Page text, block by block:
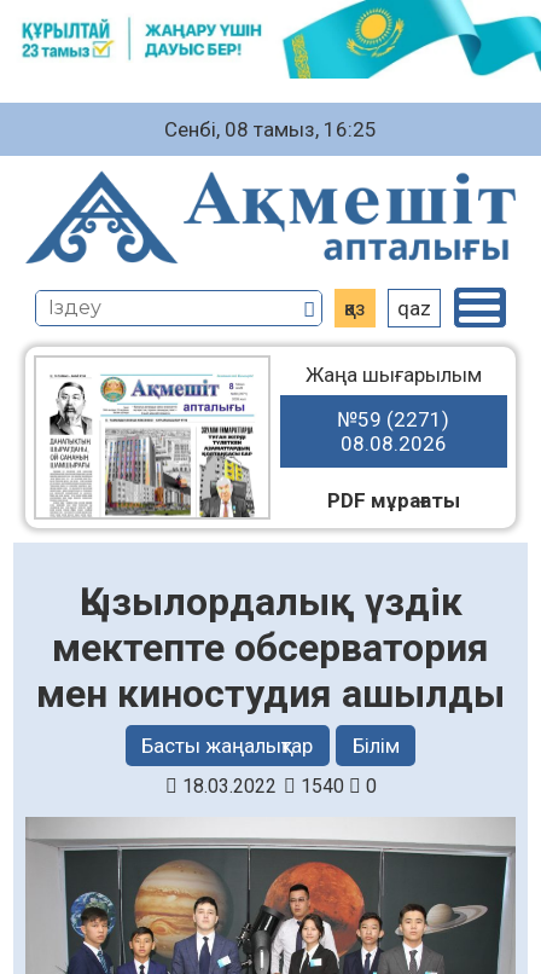
Сенбі, 08 тамыз, 16:25
қаз qaz
Жаңа шығарылым
№59 (2271)
08.08.2026
PDF мұрағаты
Қызылордалық үздік
мектепте обсерватория
мен киностудия ашылды
Басты жаңалықтар Білім
18.03.2022 1540 0